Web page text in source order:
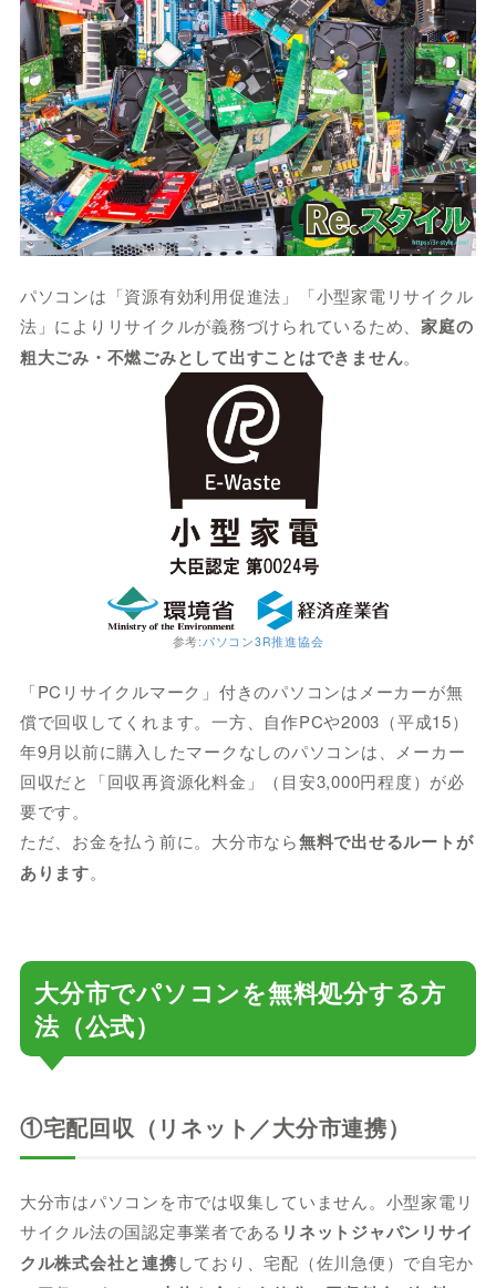
パソコンは「資源有効利用促進法」「小型家電リサイクル
法」によりリサイクルが義務づけられているため、家庭の
粗大ごみ・不燃ごみとして出すことはできません。
参考:パソコン3R推進協会
「PCリサイクルマーク」付きのパソコンはメーカーが無
償で回収してくれます。一方、自作PCや2003（平成15）
年9月以前に購入したマークなしのパソコンは、メーカー
回収だと「回収再資源化料金」（目安3,000円程度）が必
要です。
ただ、お金を払う前に。大分市なら無料で出せるルートが
あります。
大分市でパソコンを無料処分する方
法（公式）
①宅配回収（リネット／大分市連携）
大分市はパソコンを市では収集していません。小型家電リ
サイクル法の国認定事業者である リネットジャパンリサイ
クル株式会社と連携しており、宅配（佐川急便）で自宅か